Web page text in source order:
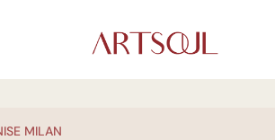
MILAN